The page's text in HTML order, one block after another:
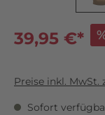
39,95 €*
Preise inkl. MwSt.
Sofort